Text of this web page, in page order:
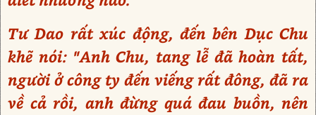
Tư Dao rất xúc động, đến bên Dục Chu
khẽ nói: "Anh Chu, tang lễ đã hoàn tất,
người ở công ty đến viếng rất đông, đã ra
về cả rồi, anh đừng quá đau buồn, nên